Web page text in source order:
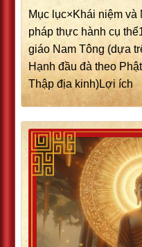
Mục lục×Khái niệm
pháp thực hành cụ
giáo Nam Tông (dựa
Hạnh đầu đà theo
Thập địa kinh)Lợi ích